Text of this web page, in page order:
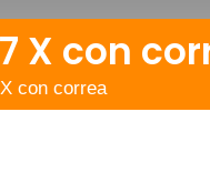
X con
con correa